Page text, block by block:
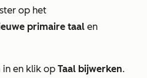
op het
primaire taal en
in en klik op Taal bijwerken.